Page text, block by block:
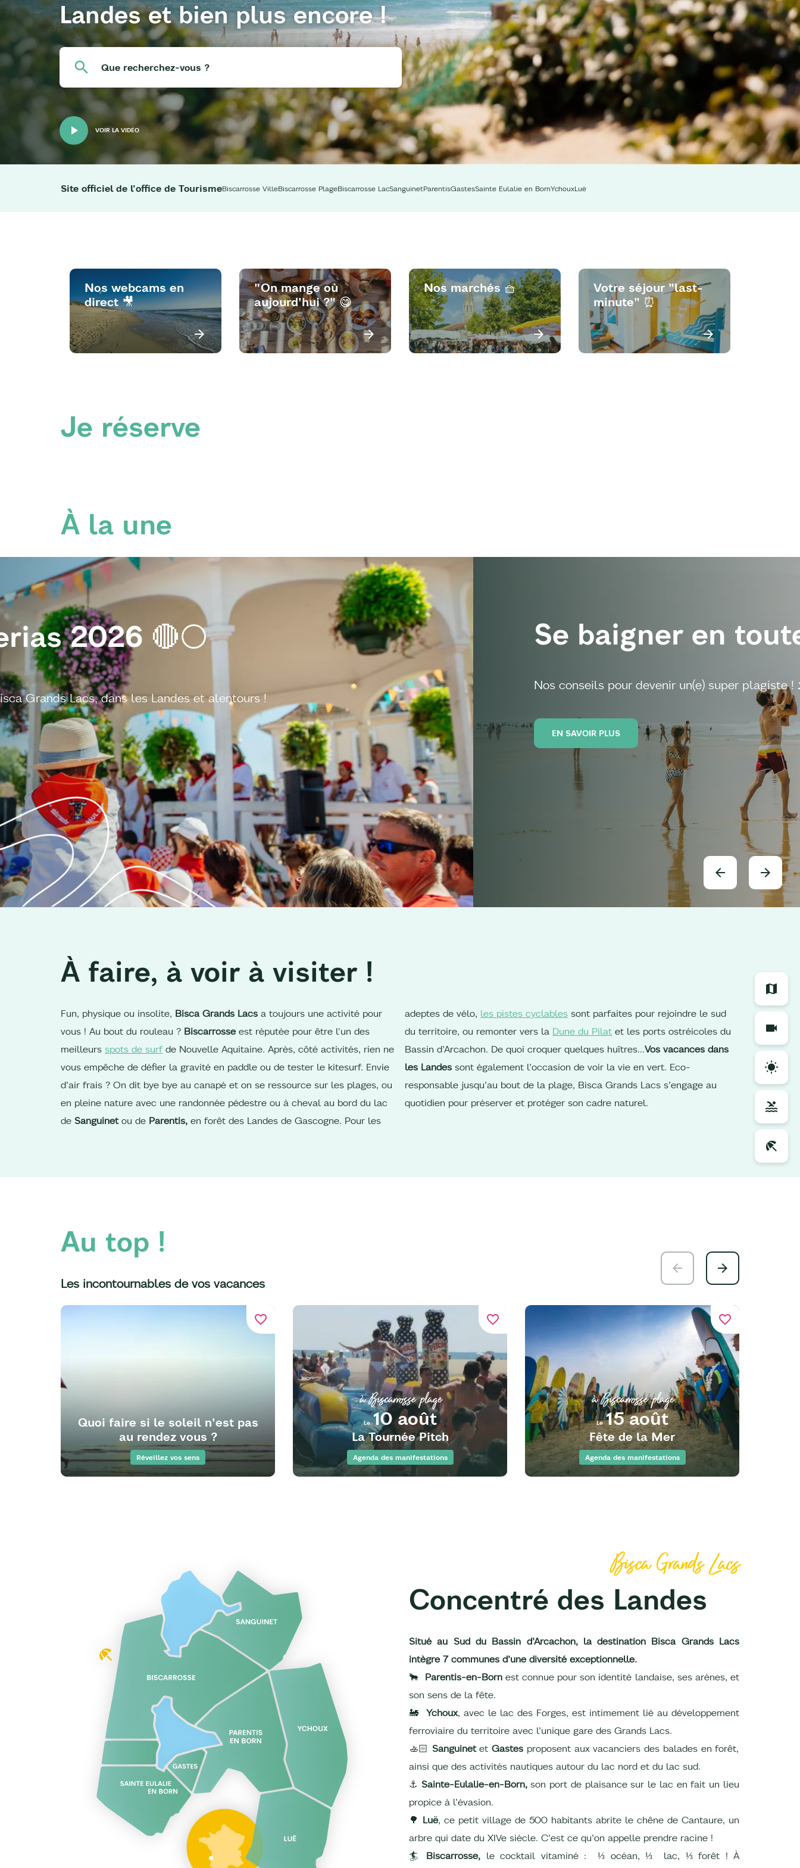
Landes et bien plus encore !
Que recherchez-vous ?
VOIR LA VIDÉO
Site officiel de l'office de TourismeBiscarrosse VilleBiscarrosse PlageBiscarrosse LacSanguinetParentisGastesSainte Eulalie en BornYchouxLuë
Nos webcams en
direct 🎥
"On mange où
aujourd'hui ?" 😋
Nos marchés 🧺
Votre séjour "last-
minute" ⏰
Je réserve
À la une
Se baigner en toute sécurité 😎
Nos conseils pour devenir un(e) super plagiste ! ⛱️
EN SAVOIR PLUS
À faire, à voir à visiter !
Fun, physique ou insolite, Bisca Grands Lacs a toujours une activité pour
vous ! Au bout du rouleau ? Biscarrosse est réputée pour être l'un des
meilleurs spots de surf de Nouvelle Aquitaine. Après, côté activités, rien ne
vous empêche de défier la gravité en paddle ou de tester le kitesurf. Envie
d’air frais ? On dit bye bye au canapé et on se ressource sur les plages, ou
en pleine nature avec une randonnée pédestre ou à cheval au bord du lac
de Sanguinetou de Parentis, en forêt des Landes de Gascogne. Pour les
adeptes de vélo, les pistes cyclables sont parfaites pour rejoindre le sud
du territoire, ou remonter vers la Dune du Pilat et les ports ostréicoles du
Bassin d’Arcachon. De quoi croquer quelques huîtres…Vos vacances dans
les Landes sont également l’occasion de voir la vie en vert. Eco-
responsable jusqu’au bout de la plage, Bisca Grands Lacs s’engage au
quotidien pour préserver et protéger son cadre naturel.
Au top !
Les incontournables de vos vacances
favorite_border
Quoi faire si le soleil n'est pas
au rendez vous ?
Réveillez vos sens
favorite_border
à Biscarrosse plage
Le10 août
La Tournée Pitch
Agenda des manifestations
favorite_border
à Biscarrosse plage
Le15 août
Fête de la Mer
Agenda des manifestations
Bisca Grands Lacs
Concentré des Landes
Situé au Sud du Bassin d’Arcachon, la destination Bisca Grands Lacs
intègre 7 communes d’une diversité exceptionnelle.
🐂 Parentis-en-Bornest connue pour son identité landaise, ses arènes, et
son sens de la fête.
🚂 Ychoux, avec le lac des Forges, est intimement lié au développement
ferroviaire du territoire avec l’unique gare des Grands Lacs.
🚣🏻 Sanguinetet Gastes proposent aux vacanciers des balades en forêt,
ainsi que des activités nautiques autour du lac nord et du lac sud.
⚓ Sainte-Eulalie-en-Born,son port de plaisance sur le lac en fait un lieu
propice à l’évasion.
🌳 Luë, ce petit village de 500 habitants abrite le chêne de Cantaure, un
arbre qui date du XIVe siècle. C’est ce qu’on appelle prendre racine !
🏄 Biscarrosse, le cocktail vitaminé : ⅓ océan, ⅓ lac, ⅓ forêt ! À